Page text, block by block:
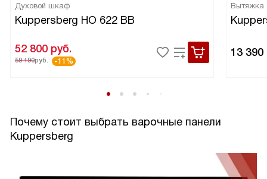
Духовой шкаф
Kuppersberg HO 622 BB
52 800 руб.
59 190руб. -11%
Вытяжка
13 390
Почему стоит выбрать варочные панели
Kuppersberg